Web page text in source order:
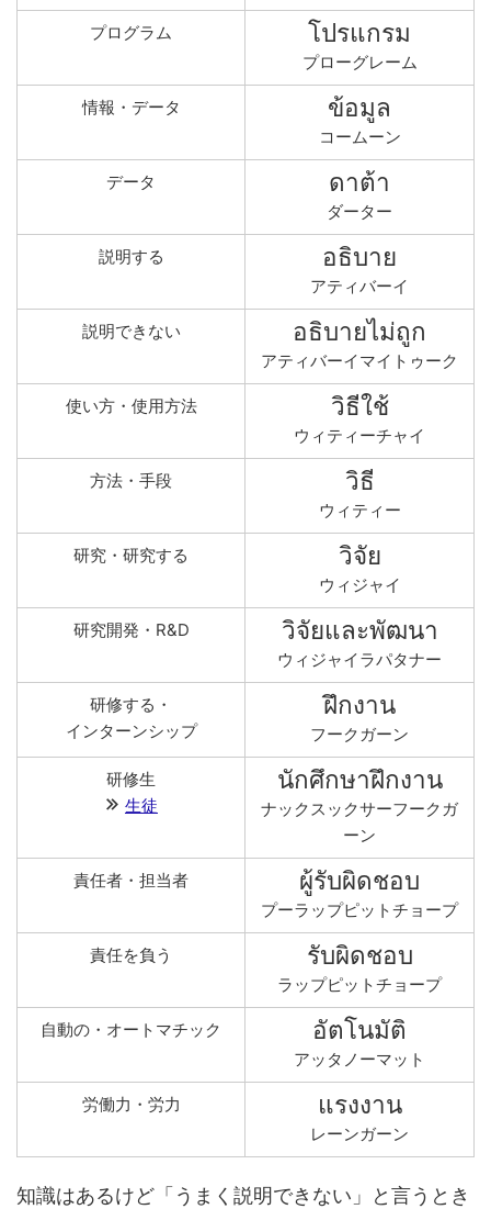
プログラム โปรแกรม
プローグレーム
情報・データ ข้อมูล
コームーン
データ ดาต้า
ダーター
説明する อธิบาย
アティバーイ
説明できない อธิบายไม่ถูก
アティバーイマイトゥーク
使い方・使用方法 วิธีใช้
ウィティーチャイ
方法・手段 วิธี
ウィティー
研究・研究する วิจัย
ウィジャイ
研究開発・R&D วิจัยและพัฒนา
ウィジャイラパタナー
研修する・
インターンシップ
ฝึกงาน
フークガーン
研修生
生徒
นักศึกษาฝึกงาน
ナックスックサーフークガ
ーン
責任者・担当者 ผู้รับผิดชอบ
プーラップピットチョープ
責任を負う รับผิดชอบ
ラップピットチョープ
自動の・オートマチック อัตโนมัติ
アッタノーマット
労働力・労力 แรงงาน
レーンガーン
知識はあるけど「うまく説明できない」と言うとき